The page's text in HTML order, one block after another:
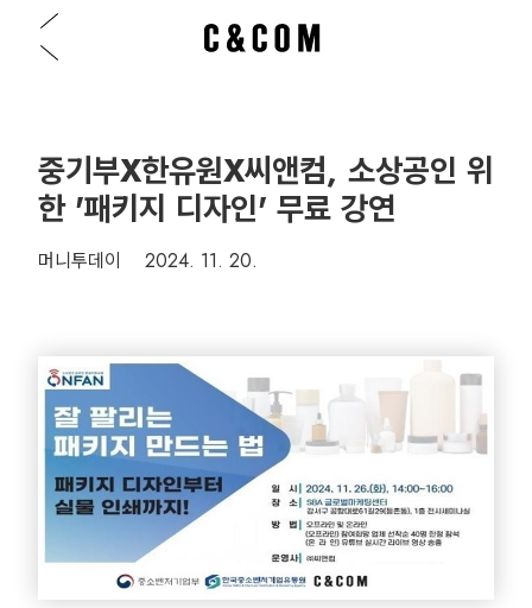
중기부X한유원X씨앤컴, 소상공인 위
한 '패키지 디자인' 무료 강연
머니투데이 2024. 11. 20.